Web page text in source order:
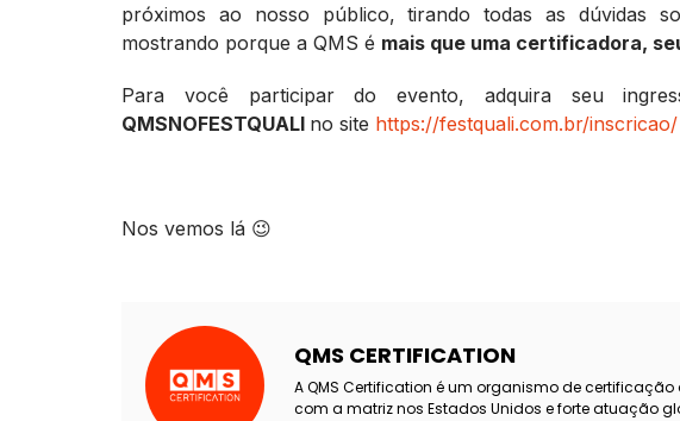
próximos ao nosso público, tirando todas as dúvidas
mostrando porque a QMS é mais que uma certificadora,
Para você participar do evento, adquira seu
QMSNOFESTQUALI no site https://festquali.com.br/inscricao/
Nos vemos lá 😉
QMS CERTIFICATION
A QMS Certification é um organismo de
com a matriz nos Estados Unidos e forte atuação